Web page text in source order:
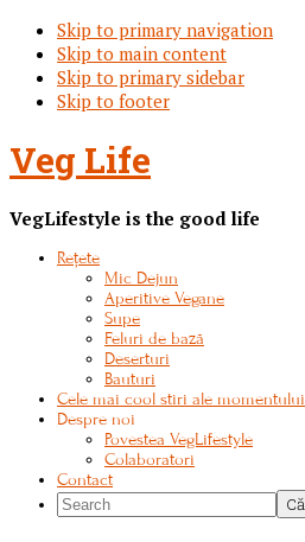
Skip to primary navigation
Skip to main content
Skip to primary sidebar
Skip to footer
Veg Life
VegLifestyle is the good life
Rețete
Mic Dejun
Aperitive Vegane
Supe
Feluri de bază
Deserturi
Bauturi
Cele mai cool stiri ale momentului
Despre noi
Povestea VegLifestyle
Colaboratori
Contact
Search